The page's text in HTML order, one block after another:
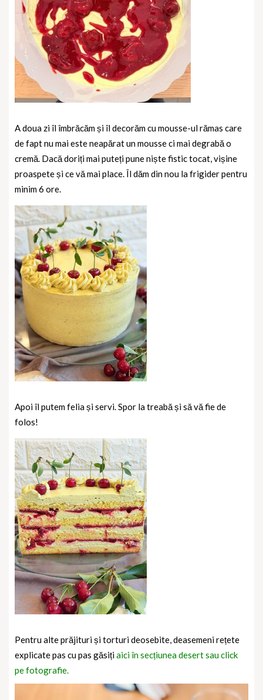
A doua zi îl îmbrăcăm și îl decorăm cu mousse-ul rămas care
de fapt nu mai este neapărat un mousse ci mai degrabă o
cremă. Dacă doriți mai puteți pune niște fistic tocat, vișine
proaspete și ce vă mai place. Îl dăm din nou la frigider pentru
minim 6 ore.
Apoi îl putem felia și servi. Spor la treabă și să vă fie de
folos!
Pentru alte prăjituri și torturi deosebite, deasemeni rețete
explicate pas cu pas găsițiaici în secțiunea desert sau click
pe fotografie.